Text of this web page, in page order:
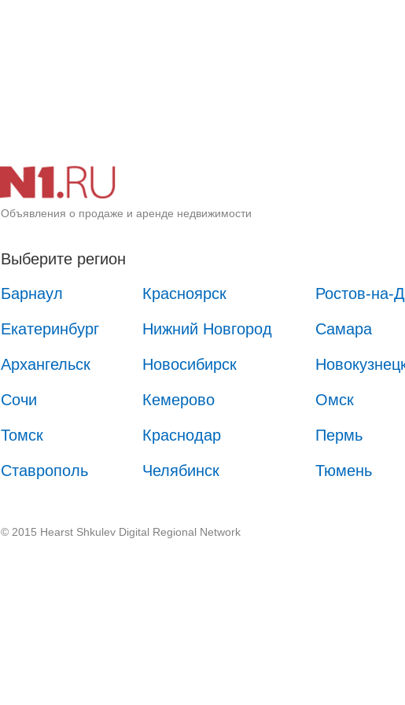
Объявления о продаже и аренде недвижимости
Выберите регион
Барнаул
Красноярск Ростов-на-
Екатеринбург Нижний Новгород Самара
Архангельск Новосибирск
Сочи Кемерово Омск
Томск Краснодар Пермь
Ставрополь Челябинск Тюмень
© 2015 Hearst Shkulev Digital Regional Network